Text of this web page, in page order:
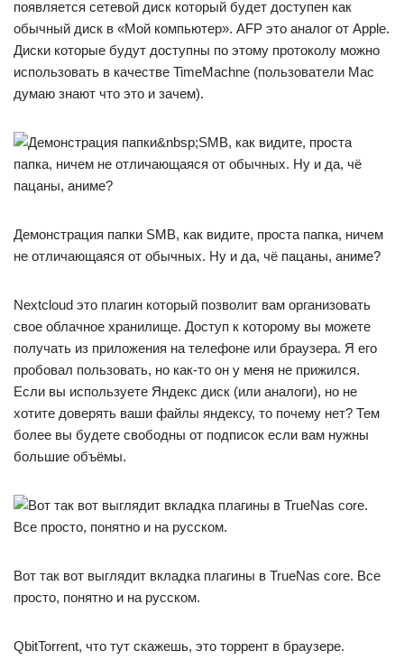
появляется сетевой диск который будет доступен как
обычный диск в «Мой компьютер». AFP это аналог от Apple.
Диски которые будут доступны по этому протоколу можно
использовать в качестве TimeMachne (пользователи Mac
думаю знают что это и зачем).
Демонстрация папки SMB, как видите, проста папка, ничем
не отличающаяся от обычных. Ну и да, чё пацаны, аниме?
Nextcloud это плагин который позволит вам организовать
свое облачное хранилище. Доступ к которому вы можете
получать из приложения на телефоне или браузера. Я его
пробовал пользовать, но как-то он у меня не прижился.
Если вы используете Яндекс диск (или аналоги), но не
хотите доверять ваши файлы яндексу, то почему нет? Тем
более вы будете свободны от подписок если вам нужны
большие объёмы.
Вот так вот выглядит вкладка плагины в TrueNas core. Все
просто, понятно и на русском.
QbitTorrent, что тут скажешь, это торрент в браузере.